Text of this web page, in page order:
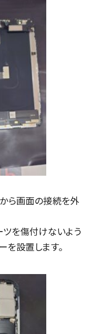
ら画面の接続を外
を傷付けないよう
を設置します。